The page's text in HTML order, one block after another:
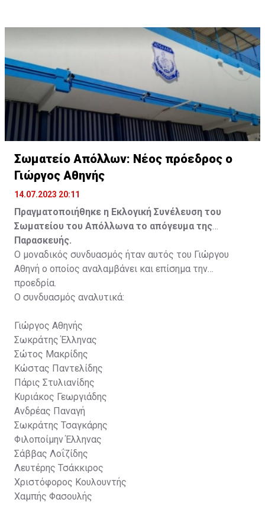
Σωματείο Απόλλων: Νέος πρόεδρος ο
Γιώργος Αθηνής
14.07.2023 20:11
Πραγματοποιήθηκε η Εκλογική Συνέλευση του
Σωματείου του Απόλλωνα το απόγευμα της
Παρασκευής.
Ο μοναδικός συνδυασμός ήταν αυτός του Γιώργου
Αθηνή ο οποίος αναλαμβάνει και επίσημα την
προεδρία.
Ο συνδυασμός αναλυτικά:
Γιώργος Αθηνής
Σωκράτης Έλληνας
Σώτος Μακρίδης
Κώστας Παντελίδης
Πάρις Στυλιανίδης
Κυριάκος Γεωργιάδης
Ανδρέας Παναγή
Σωκράτης Τσαγκάρης
Φιλοποίμην Έλληνας
Σάββας Λοΐζίδης
Λευτέρης Τσάκκιρος
Χριστόφορος Κουλουντής
Χαμπής Φασουλής